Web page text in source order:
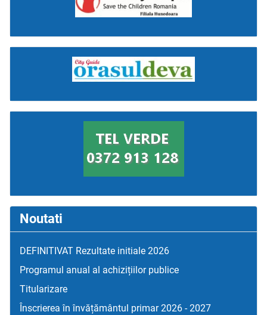
Noutati
DEFINITIVAT Rezultate initiale 2026
Programul anual al achizițiilor publice
Titularizare
Înscrierea în învățământul primar 2026 - 2027